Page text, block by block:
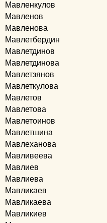
Мавленкулов
Мавленов
Мавленова
Мавлетбердин
Мавлетдинов
Мавлетдинова
Мавлетзянов
Мавлеткулова
Мавлетов
Мавлетова
Мавлетоинов
Мавлетшина
Мавлеханова
Мавливеева
Мавлиев
Мавлиева
Мавликаев
Мавликаева
Мавликиев